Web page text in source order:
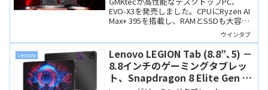
EVO-X3を発売しました。CPUにRyzen AI
Max+ 395を搭載し、RAMとSSDも大容量
なので、AIを駆使した作業にも向きま
す。ただし、RAM128GBと言うだけあっ
て、価格のほうもかなりのもの。
ウインタブ
Lenovo
Lenovo LEGION Tab (8.8”､5) －
8.8インチのゲーミングタブレッ
ト、Snapdragon 8 Elite Gen 5